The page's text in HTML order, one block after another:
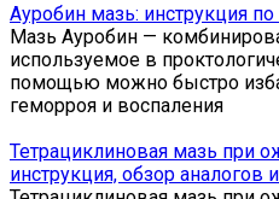
Ауробин мазь: инструкция
Мазь Ауробин —
используемое в
помощью можно быстро
геморроя и воспаления
Тетрациклиновая мазь при
инструкция, обзор